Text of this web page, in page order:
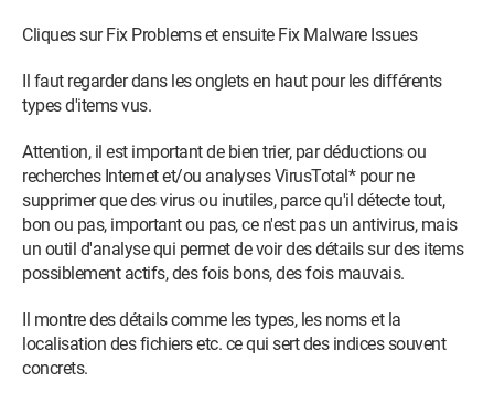
Cliques sur Fix Problems et ensuite Fix Malware Issues
Il faut regarder dans les onglets en haut pour les différents
types d'items vus.
Attention, il est important de bien trier, par déductions ou
recherches Internet et/ou analyses VirusTotal* pour ne
supprimer que des virus ou inutiles, parce qu'il détecte tout,
bon ou pas, important ou pas, ce n'est pas un antivirus, mais
un outil d'analyse qui permet de voir des détails sur des items
possiblement actifs, des fois bons, des fois mauvais.
Il montre des détails comme les types, les noms et la
localisation des fichiers etc. ce qui sert des indices souvent
concrets.